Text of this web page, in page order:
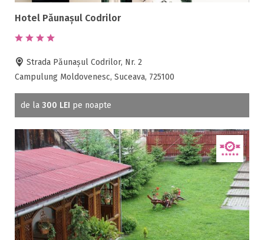
Hotel Păunaşul Codrilor
Strada Păunaşul Codrilor, Nr. 2
Campulung Moldovenesc, Suceava, 725100
de la 300 LEI pe noapte